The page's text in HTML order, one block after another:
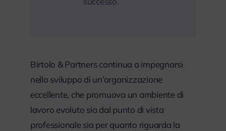
Birtolo & Partners continua a impegnarsi
nello sviluppo di un’organizzazione
eccellente, che promuova un ambiente di
lavoro evoluto sia dal punto di vista
professionale sia per quanto riguarda la